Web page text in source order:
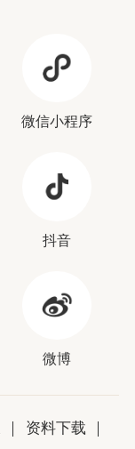
微信小程序
抖音
微博
资料下载